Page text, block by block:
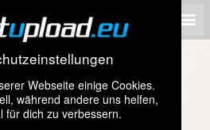
Webseite einige Cookies.
während andere uns helfen,
für dich zu verbessern.